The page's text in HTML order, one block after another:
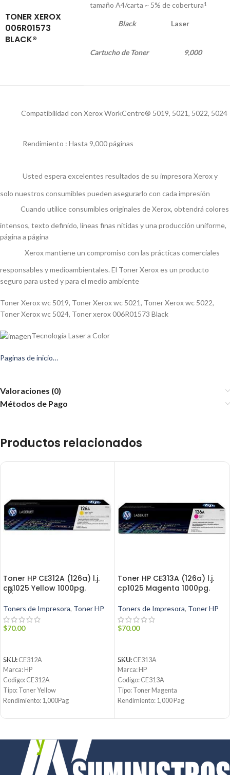
TONER XEROX
006R01573
BLACK®
tamaño A4/carta ~ 5% de cobertura1
Black Laser
Cartucho de Toner 9,000
Compatibilidad con Xerox WorkCentre® 5019, 5021, 5022, 5024
Rendimiento : Hasta 9,000 páginas
Usted espera excelentes resultados de su impresora Xerox y
solo nuestros consumibles pueden asegurarlo con cada impresión
Cuando utilice consumibles originales de Xerox, obtendrá colores
intensos, texto definido, líneas finas nítidas y una producción uniforme,
página a página
Xerox mantiene un compromiso con las prácticas comerciales
responsables y medioambientales. El Toner Xerox es un producto
seguro para usted y para el medio ambiente
Toner Xerox wc 5019, Toner Xerox wc 5021, Toner Xerox wc 5022,
Toner Xerox wc 5024, Toner xerox 006R01573 Black
Tecnología Laser a Color
Paginas de inicio…
Valoraciones (0)
Métodos de Pago
Productos relacionados
Toner HP CE312A (126a) l.j.
cp1025 Yellow 1000pg.
Toners de Impresora, Toner HP
$70.00
SKU: CE312A
Marca: HP
Codigo: CE312A
Tipo: Toner Yellow
Rendimiento: 1,000Pag
Producto: Original
Email:ventas@jynsuministros.com
WhatsApp: 51 991 864 930
Toner HP CE313A (126a) l.j.
cp1025 Magenta 1000pg.
Toners de Impresora, Toner HP
$70.00
SKU: CE313A
Marca: HP
Codigo: CE313A
Tipo: Toner Magenta
Rendimiento: 1,000 Pag
Producto: Original
📱WhatsApp: 51 991 864 930